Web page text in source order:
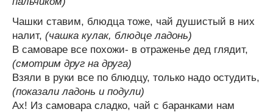
Чашки ставим, блюдца тоже, чай душистый в них
налит, (чашка кулак, блюдце ладонь)
В самоваре все похожи- в отраженье дед глядит,
(смотрим друг на друга)
Взяли в руки все по блюдцу, только надо остудить,
(показали ладонь и подули)
Ах! Из самовара сладко, чай с баранками нам